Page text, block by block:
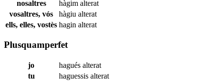
nosaltres
hàgim alterat
vosaltres, vós
hàgiu alterat
ells, elles, vostès hagin alterat
Plusquamperfet
jo hagués alterat
tu
haguessis alterat